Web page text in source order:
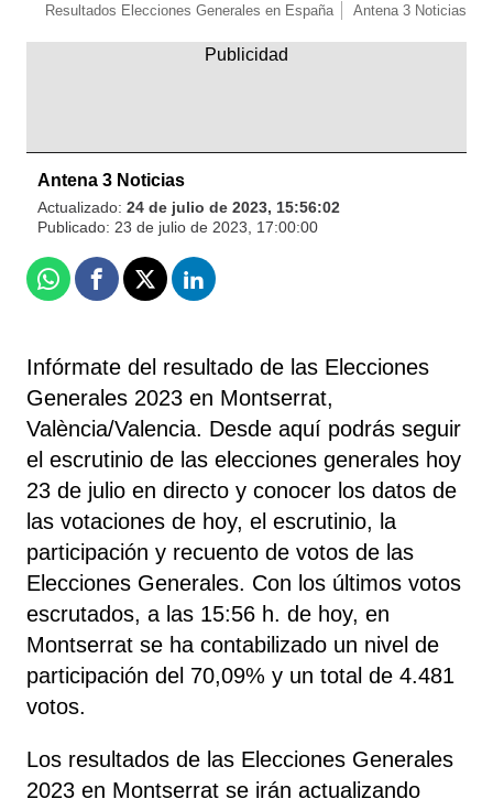
Resultados Elecciones Generales en España Antena 3 Noticias
Antena 3 Noticias
Actualizado: 24 de julio de 2023, 15:56:02
Publicado: 23 de julio de 2023, 17:00:00
WhatsappFacebook
X Linkedin
Infórmate del resultado de las Elecciones
Generales 2023 en Montserrat,
València/Valencia. Desde aquí podrás seguir
el escrutinio de las elecciones generales hoy
23 de julio en directo y conocer los datos de
las votaciones de hoy, el escrutinio, la
participación y recuento de votos de las
Elecciones Generales. Con los últimos votos
escrutados, a las 15:56 h. de hoy, en
Montserrat se ha contabilizado un nivel de
participación del 70,09% y un total de 4.481
votos.
Los resultados de las Elecciones Generales
2023 en Montserrat se irán actualizando